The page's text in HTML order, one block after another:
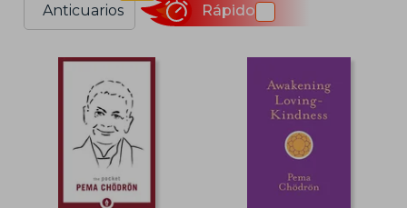
Anticuarios Rápido